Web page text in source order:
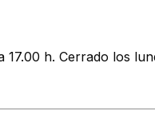
h. Cerrado los